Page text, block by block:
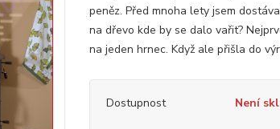
peněz. Před mnoha lety jsem
na dřevo kde by se dalo vařit?
na jeden hrnec. Když ale přišla do
Dostupnost Není